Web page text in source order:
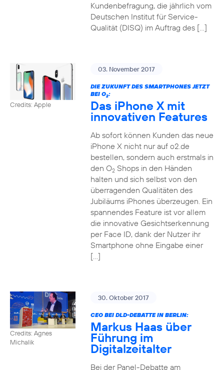
Kundenbefragung, die jährlich vom
Deutschen Institut für Service-
Qualität (DISQ) im Auftrag des […]
Credits: Apple
03. November 2017
DIE ZUKUNFT DES SMARTPHONES JETZT
BEI O2:
Das iPhone X mit
innovativen Features
Ab sofort können Kunden das neue
iPhone X nicht nur auf o2.de
bestellen, sondern auch erstmals in
den O2Shops in den Händen
halten und sich selbst von den
überragenden Qualitäten des
Jubiläums iPhones überzeugen. Ein
spannendes Feature ist vor allem
die innovative Gesichtserkennung
per Face ID, dank der Nutzer ihr
Smartphone ohne Eingabe einer
[…]
Credits: Agnes
Michalik
30. Oktober 2017
CEO BEI DLD-DEBATTE IN BERLIN:
Markus Haas über
Führung im
Digitalzeitalter
Bei der Panel-Debatte am